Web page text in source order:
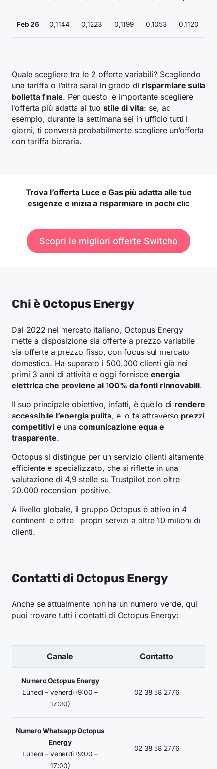
Feb 26 0,1144 0,1223 0,1199 0,1053 0,1120
Dic 25 0,1155 0,1301 0,1112 0,1045 0,1116
Nov 25 0,1171 0,1296 0,124 0,1055
5
Ott 25 0,111 0,11783
Ago 25 0,109 0,106 0,118 0,106 0,112
Giu 25 0,115
Apr 25 0,100 0,096 0,115
Mar 25 0,121 0,122 0,135 0,112 0,123
Feb 25 0,150 0,158 0,159 0,129 0,140
Gen 25 0,143 0,158 0,152 0,129 0,139
Dic 24 0,135 0,159 0,146 0,116 0,130
Nov 24 0,131
Ott 24 0,124 0,127 0,105
Set 24 0,117 0,122
Ago 24 0,128 0,122 0,148 0,122 0,134
Feb 24 0,088
0,099
Dic 23 0,116 0,132
Nov 23 0,122 0,140
Quale scegliere tra le 2 offerte variabili? Scegliendo
una tariffa o l’altra sarai in grado di risparmiare sulla
bolletta finale. Per questo, è importante scegliere
l’offerta più adatta al tuo stile di vita: se, ad
esempio, durante la settimana sei in ufficio tutti i
giorni, ti converrà probabilmente scegliere un’offerta
con tariffa bioraria.
Trova l’offerta Luce e Gas più adatta alle tue
esigenze e inizia a risparmiare in pochi clic
Scopri le migliori offerte Switcho
Chi è Octopus Energy
Dal 2022 nel mercato italiano, Octopus Energy
mette a disposizione sia offerte a prezzo variabile
sia offerte a prezzo fisso, con focus sul mercato
domestico. Ha superato i 500.000 clienti già nei
primi 3 anni di attività e oggi fornisce energia
elettrica che proviene al 100% da fonti rinnovabili.
Il suo principale obiettivo, infatti, è quello di rendere
accessibile l’energia pulita, e lo fa attraverso prezzi
competitivi e una comunicazione equa e
trasparente.
Octopus si distingue per un servizio clienti altamente
efficiente e specializzato, che si riflette in una
valutazione di 4,9 stelle su Trustpilot con oltre
20.000 recensioni positive.
A livello globale, il gruppo Octopus è attivo in 4
continenti e offre i propri servizi a oltre 10 milioni di
clienti.
Contatti di Octopus Energy
Anche se attualmente non ha un numero verde, qui
puoi trovare tutti i contatti di Octopus Energy:
Canale Contatto
Numero Octopus Energy
Lunedì – venerdì (9:00 –
17:00)
02 38 58 2776
Numero Whatsapp Octopus
Energy
Lunedì – venerdì (9:00 –
17:00)
02 38 58 2776